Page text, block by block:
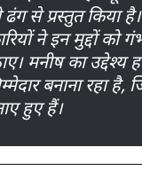
से प्रस्तुत किया है।
ने इन मुद्दों को
मनीष का उद्देश्य
बनाना रहा
हुए हैं।